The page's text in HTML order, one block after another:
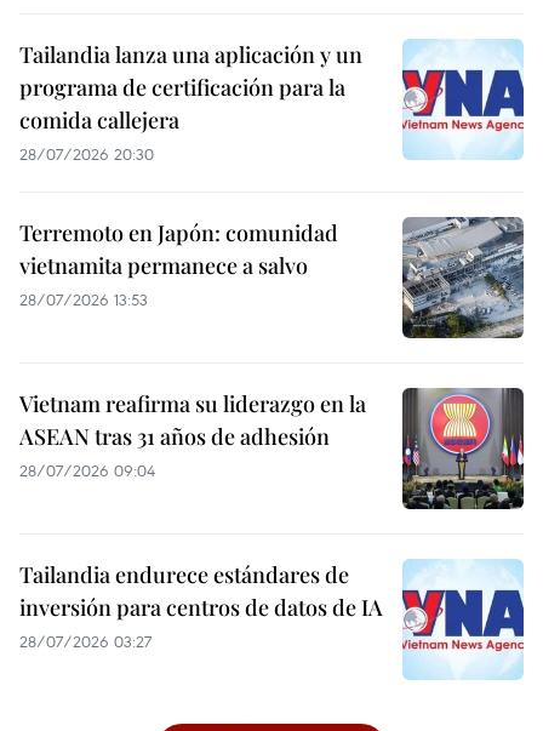
Tailandia lanza una aplicación y un
programa de certificación para la
comida callejera
28/07/2026 20:30
Terremoto en Japón: comunidad
vietnamita permanece a salvo
28/07/2026 13:53
Vietnam reafirma su liderazgo en la
ASEAN tras 31 años de adhesión
28/07/2026 09:04
Tailandia endurece estándares de
inversión para centros de datos de IA
28/07/2026 03:27